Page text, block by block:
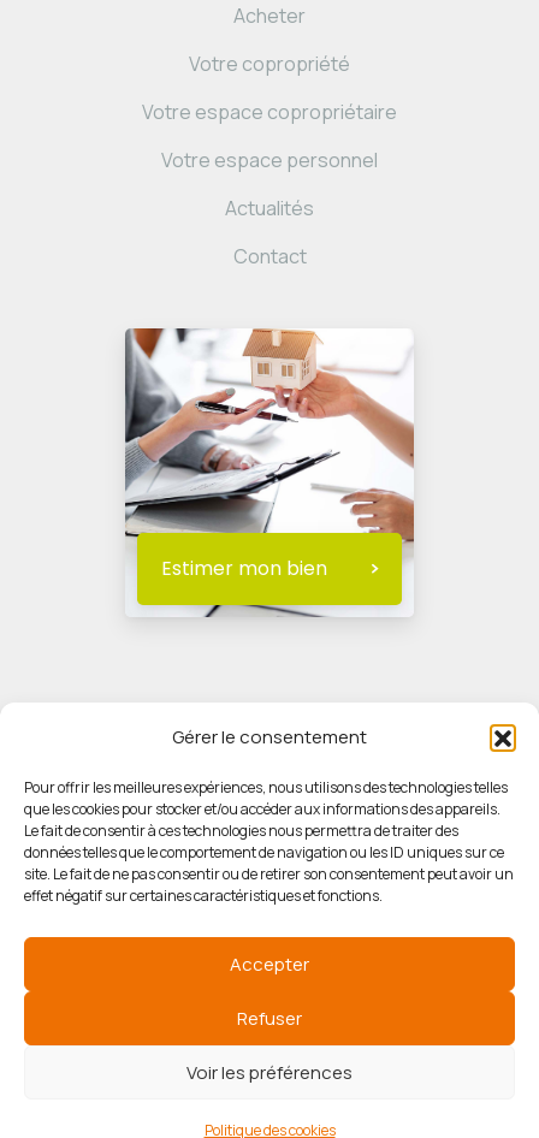
Gérer le consentement
Pour offrir les meilleures expériences, nous utilisons des technologies telles
que les cookies pour stocker et/ou accéder aux informations des appareils.
Le fait de consentir à ces technologies nous permettra de traiter des
données telles que le comportement de navigation ou les ID uniques sur ce
site. Le fait de ne pas consentir ou de retirer son consentement peut avoir un
effet négatif sur certaines caractéristiques et fonctions.
Accepter
Refuser
Voir les préférences
Politique des cookies
Acheter
Votre copropriété
Votre espace copropriétaire
Votre espace personnel
Actualités
Contact
Estimer mon bien
© HORIZON IMMOBILIER
Mentions légales
Politique des cookies